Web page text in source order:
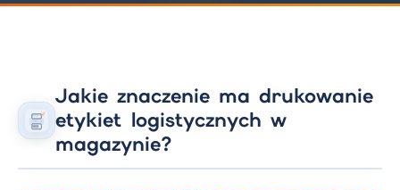
Jakie znaczenie ma drukowanie
etykiet logistycznych w
magazynie?